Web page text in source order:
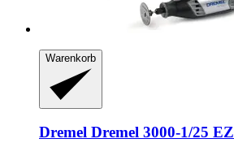
Warenkorb
Dremel Dremel 3000-​1/25 EZ